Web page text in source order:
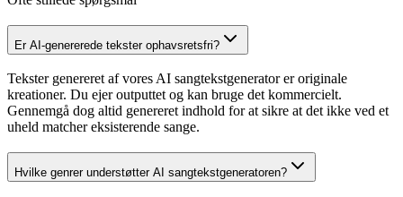
Er AI-genererede tekster ophavsretsfri?
Tekster genereret af vores AI sangtekstgenerator er originale
kreationer. Du ejer outputtet og kan bruge det kommercielt.
Gennemgå dog altid genereret indhold for at sikre at det ikke ved et
uheld matcher eksisterende sange.
Hvilke genrer understøtter AI sangtekstgeneratoren?